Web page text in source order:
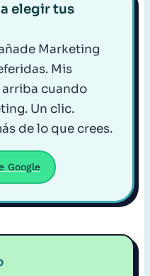
elegir tus
Marketing
Mis
cuando
Un clic.
de lo que crees.
Google